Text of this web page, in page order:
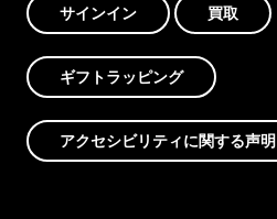
サインイン 買取
ギフトラッピング
アクセシビリティに関する声明